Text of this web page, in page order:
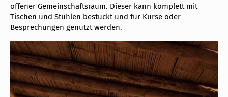
offener Gemeinschaftsraum. Dieser kann komplett mit
Tischen und Stühlen bestückt und für Kurse oder
Besprechungen genutzt werden.